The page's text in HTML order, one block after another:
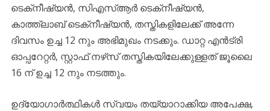
ടെക്‌നീഷ്യൻ, സിഎസ്ആർ ടെക്‌നീഷ്യൻ,
കാത്ത്‌ലാബ്‌ ടെക്‌നീഷ്യൻ, തസ്തികളിലേക്ക് അന്നേ
ദിവസം ഉച്ച 12 നും അഭിമുഖം നടക്കും. ഡാറ്റ എൻട്രി
ഓപ്പറേറ്റർ, സ്റ്റാഫ്‌ നഴ്‌സ് തസ്തികയിലേക്കുള്ളത് ജൂലൈ
16 ന് ഉച്ച 12 നും നടത്തും.
ഉദ്യോഗാർത്ഥികൾ സ്വയം തയ്യാറാക്കിയ അപേക്ഷ,